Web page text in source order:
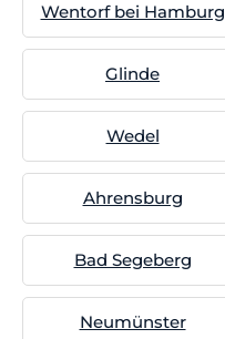
Wentorf bei Hamburg
Glinde
Wedel
Ahrensburg
Bad Segeberg
Neumünster